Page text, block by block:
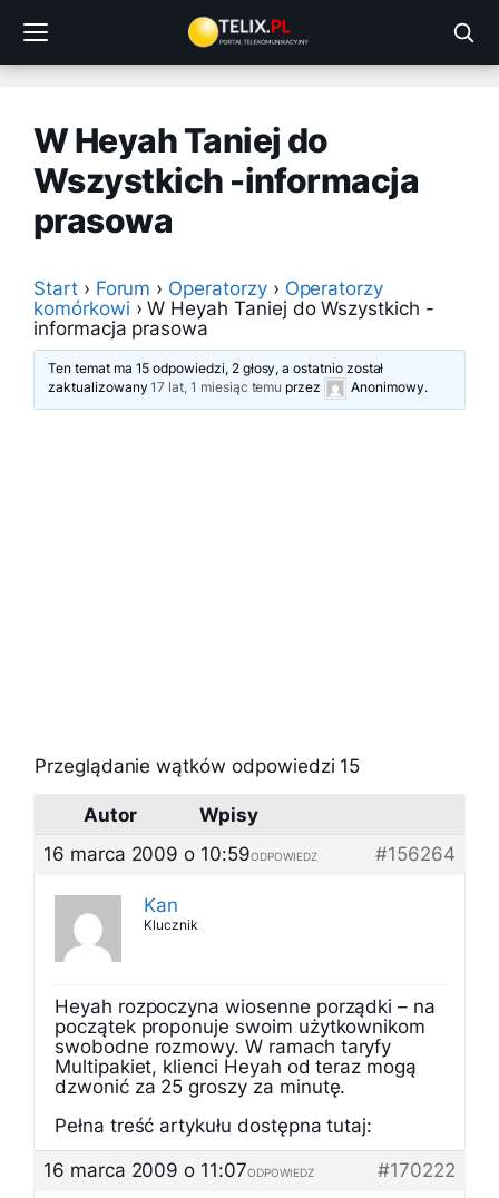
treści
W Heyah Taniej do
Wszystkich -informacja
prasowa
Start › Forum › Operatorzy › Operatorzy
komórkowi › W Heyah Taniej do Wszystkich -
informacja prasowa
Ten temat ma 15 odpowiedzi, 2 głosy, a ostatnio został
zaktualizowany17 lat, 1 miesiąc temu przez Anonimowy.
Przeglądanie wątków odpowiedzi 15
Autor
Wpisy
16 marca 2009 o 10:59
#156264
ODPOWIEDZ
Kan
Klucznik
Heyah rozpoczyna wiosenne porządki – na
początek proponuje swoim użytkownikom
swobodne rozmowy. W ramach taryfy
Multipakiet, klienci Heyah od teraz mogą
dzwonić za 25 groszy za minutę.
Pełna treść artykułu dostępna tutaj:
16 marca 2009 o 11:07
#170222
ODPOWIEDZ